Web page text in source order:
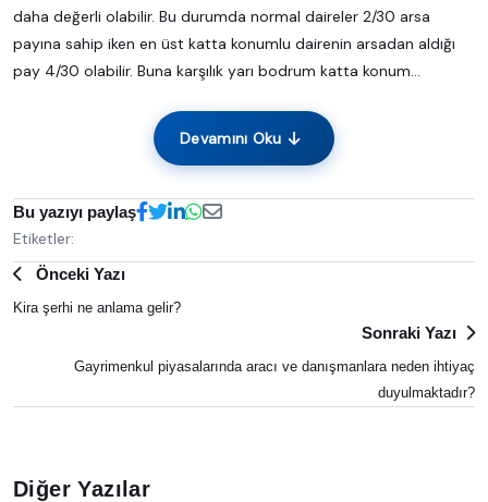
daha değerli olabilir. Bu durumda normal daireler 2/30 arsa
payına sahip iken en üst katta konumlu dairenin arsadan aldığı
pay 4/30 olabilir. Buna karşılık yarı bodrum katta konum...
Devamını Oku
Bu yazıyı paylaş
Etiketler:
Önceki Yazı
Kira şerhi ne anlama gelir?
Sonraki Yazı
Gayrimenkul piyasalarında aracı ve danışmanlara neden ihtiyaç
duyulmaktadır?
Diğer Yazılar